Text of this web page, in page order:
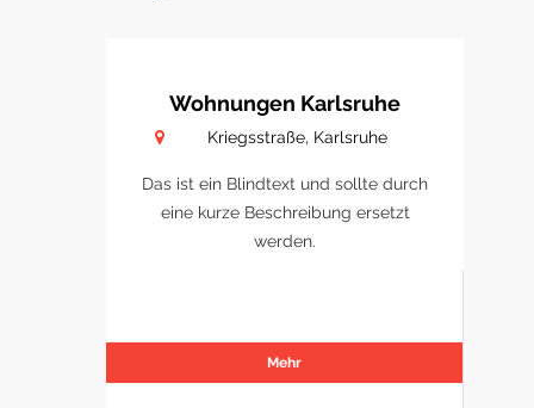
Wohnungen Karlsruhe
Kriegsstraße, Karlsruhe
Das ist ein Blindtext und sollte durch
eine kurze Beschreibung ersetzt
werden.
Mehr